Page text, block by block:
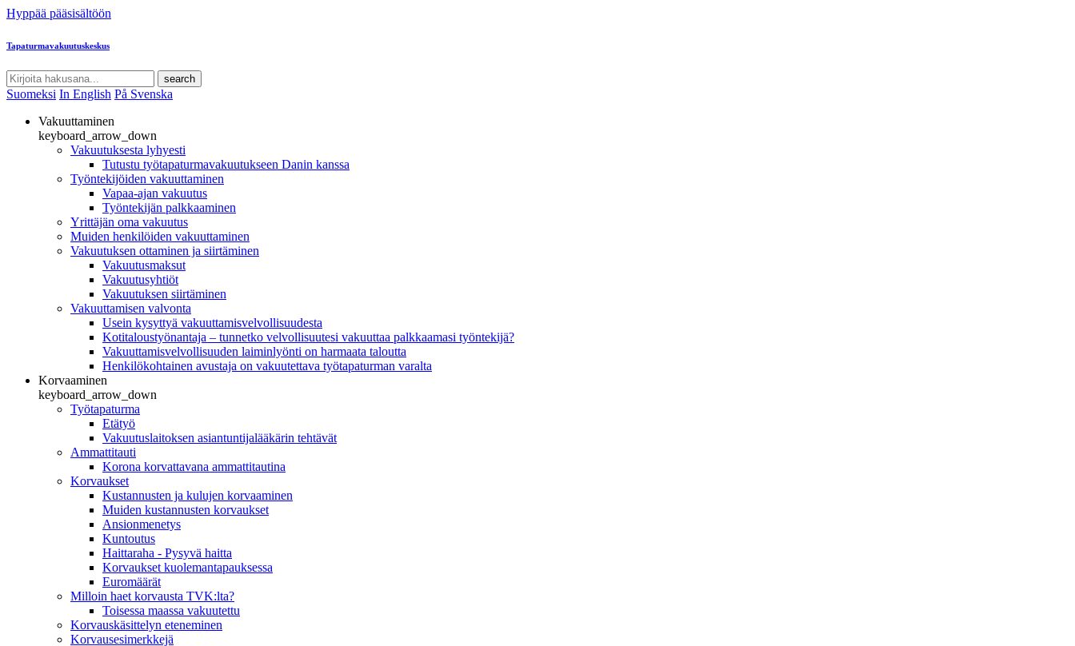
Hyppää pääsisältöön
Tapaturmavakuutuskeskus
search
Suomeksi In English På Svenska
Vakuuttaminen
keyboard_arrow_down
Vakuutuksesta lyhyesti
Tutustu työtapaturmavakuutukseen Danin kanssa
Työntekijöiden vakuuttaminen
Vapaa-ajan vakuutus
Työntekijän palkkaaminen
Yrittäjän oma vakuutus
Muiden henkilöiden vakuuttaminen
Vakuutuksen ottaminen ja siirtäminen
Vakuutusmaksut
Vakuutusyhtiöt
Vakuutuksen siirtäminen
Vakuuttamisen valvonta
Usein kysyttyä vakuuttamisvelvollisuudesta
Kotitaloustyönantaja – tunnetko velvollisuutesi vakuuttaa palkkaamasi työntekijä?
Vakuuttamisvelvollisuuden laiminlyönti on harmaata taloutta
Henkilökohtainen avustaja on vakuutettava työtapaturman varalta
Korvaaminen
keyboard_arrow_down
Työtapaturma
Etätyö
Vakuutuslaitoksen asiantuntijalääkärin tehtävät
Ammattitauti
Korona korvattavana ammattitautina
Korvaukset
Kustannusten ja kulujen korvaaminen
Muiden kustannusten korvaukset
Ansionmenetys
Kuntoutus
Haittaraha - Pysyvä haitta
Korvaukset kuolemantapauksessa
Euromäärät
Milloin haet korvausta TVK:lta?
Toisessa maassa vakuutettu
Korvauskäsittelyn eteneminen
Korvausesimerkkejä